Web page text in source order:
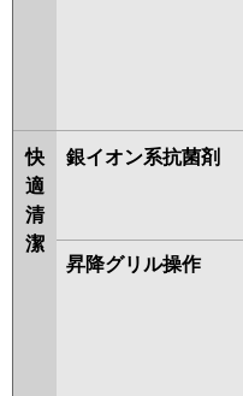
快
適
清
潔
銀イオン系抗菌剤
昇降グリル操作